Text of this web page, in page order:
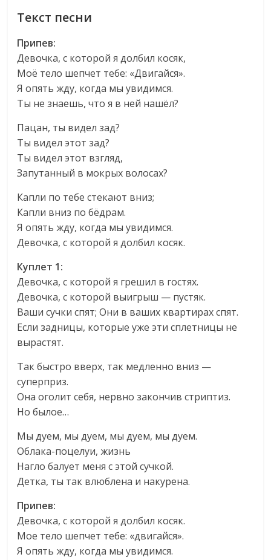
Текст песни
Припев:
Девочка, с которой я долбил косяк,
Моё тело шепчет тебе: «Двигайся».
Я опять жду, когда мы увидимся.
Ты не знаешь, что я в ней нашёл?
Пацан, ты видел зад?
Ты видел этот зад?
Ты видел этот взгляд,
Запутанный в мокрых волосах?
Капли по тебе стекают вниз;
Капли вниз по бёдрам.
Я опять жду, когда мы увидимся.
Девочка, с которой я долбил косяк.
Куплет 1:
Девочка, с которой я грешил в гостях.
Девочка, с которой выигрыш — пустяк.
Ваши сучки спят; Они в ваших квартирах спят.
Если задницы, которые уже эти сплетницы не
вырастят.
Так быстро вверх, так медленно вниз —
суперприз.
Она оголит себя, нервно закончив стриптиз.
Но былое…
Мы дуем, мы дуем, мы дуем, мы дуем.
Облака-поцелуи, жизнь
Нагло балует меня с этой сучкой.
Детка, ты так влюблена и накурена.
Припев:
Девочка, с которой я долбил косяк.
Мое тело шепчет тебе: «двигайся».
Я опять жду, когда мы увидимся.